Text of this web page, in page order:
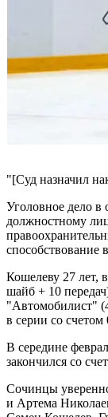
"[Суд назначил
Уголовное дело в
должностному
способствование
Кошелеву 27 лет,
шайб + 10
"Автомобилист"
в серии со
В середине
закончился со
Сочинцы
и Артема